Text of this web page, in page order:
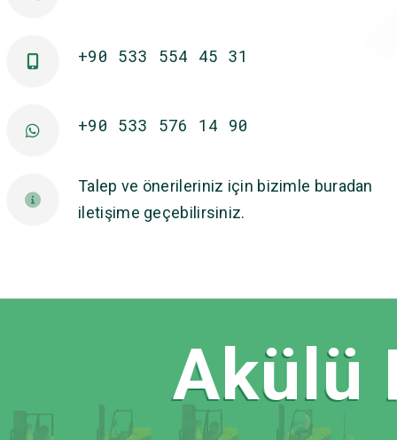
+90 533 554 45 31
+90 533 576 14 90
Talep ve önerileriniz için bizimle buradan
iletişime geçebilirsiniz.
Akülü